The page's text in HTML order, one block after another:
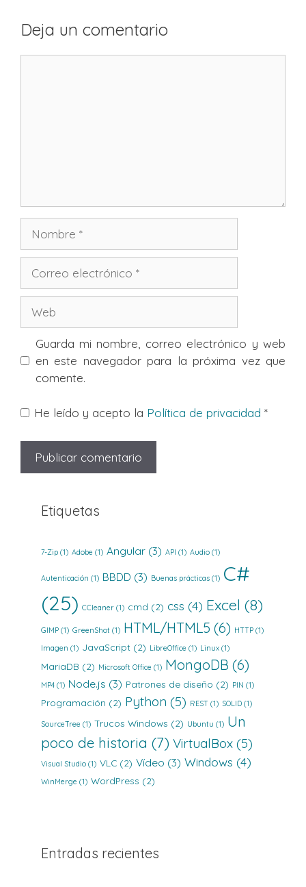
Deja un comentario
Nombre
electrónico
Guarda mi nombre, correo electrónico y web
en este navegador para la próxima vez que
comente.
He leído y acepto la Política de privacidad *
Etiquetas
7-Zip (1) Adobe (1) Angular (3) API (1) Audio (1)
Autenticación (1) BBDD (3) Buenas prácticas (1) C#
(25) CCleaner (1) cmd (2) css (4) Excel (8)
GIMP (1) GreenShot (1) HTML/HTML5 (6) HTTP (1)
Imagen (1) JavaScript (2) LibreOffice (1) Linux (1)
MariaDB (2) Microsoft Office (1) MongoDB (6)
MP4 (1) Node.js (3) Patrones de diseño (2) PIN (1)
Programación (2) Python (5) REST (1) SOLID (1)
SourceTree (1) Trucos Windows (2) Ubuntu (1) Un
poco de historia (7) VirtualBox (5)
Visual Studio (1) VLC (2) Vídeo (3) Windows (4)
WinMerge (1) WordPress (2)
Entradas recientes